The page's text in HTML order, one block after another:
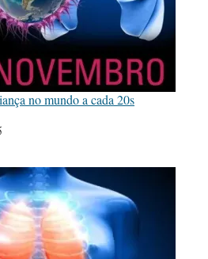
no mundo a cada 20s